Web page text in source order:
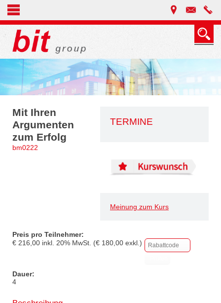
TERMINE
Meinung zum Kurs
Mit Ihren
Argumenten
zum Erfolg
bm0222
Preis pro Teilnehmer:
€ 216,00 inkl. 20% MwSt. (€ 180,00 exkl.)
Dauer:
4